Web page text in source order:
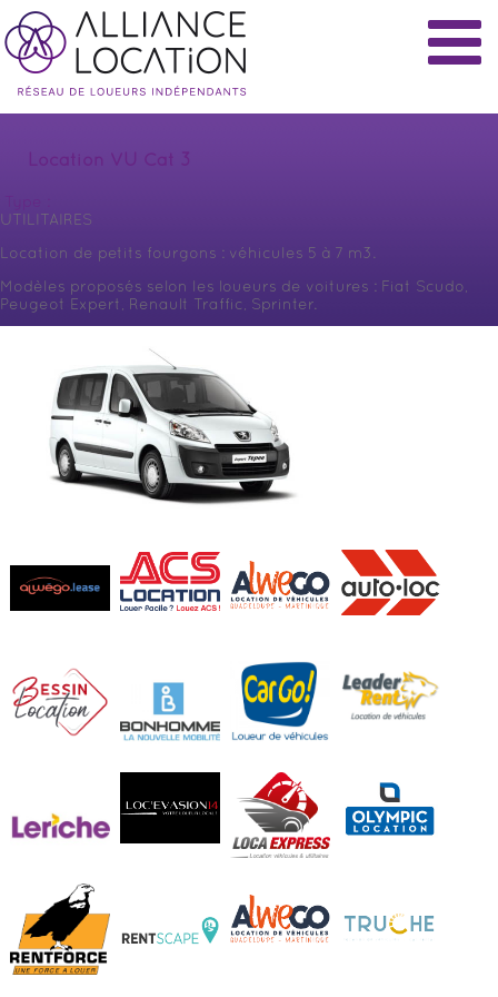
Location VU Cat 3
UTILITAIRES
Location de petits fourgons : véhicules 5 à 7 m3.
Modèles proposés selon les loueurs de voitures : Fiat Scudo,
Peugeot Expert, Renault Traffic, Sprinter.